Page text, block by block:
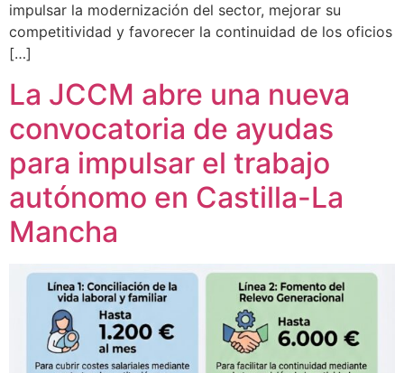
impulsar la modernización del sector, mejorar su
competitividad y favorecer la continuidad de los oficios
[…]
La JCCM abre una nueva
convocatoria de ayudas
para impulsar el trabajo
autónomo en Castilla-La
Mancha